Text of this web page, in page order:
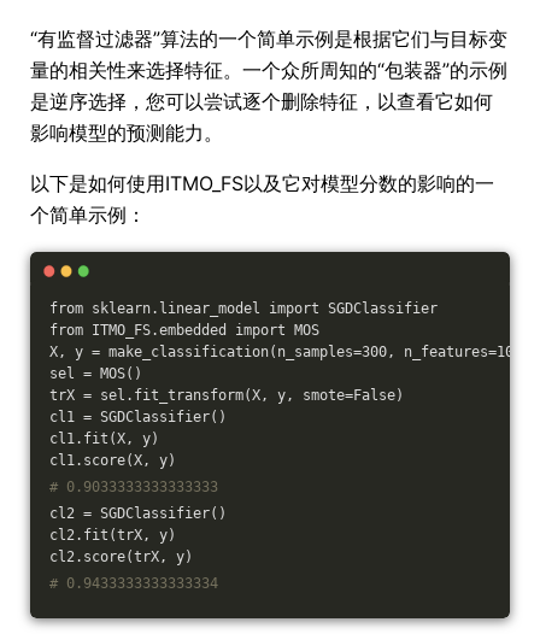
“有监督过滤器”算法的一个简单示例是根据它们与目标变
量的相关性来选择特征。一个众所周知的“包装器”的示例
是逆序选择，您可以尝试逐个删除特征，以查看它如何
影响模型的预测能力。
以下是如何使用ITMO_FS以及它对模型分数的影响的一
个简单示例：
from sklearn.linear_model import SGDClassifier
from ITMO_FS.embedded import MOS
X, y = make_classification(n_samples=300, n_features=10,
sel = MOS()
trX = sel.fit_transform(X, y, smote=False)
cl1 = SGDClassifier()
cl1.fit(X, y)
cl1.score(X, y)
# 0.9033333333333333
cl2 = SGDClassifier()
cl2.fit(trX, y)
cl2.score(trX, y)
# 0.9433333333333334